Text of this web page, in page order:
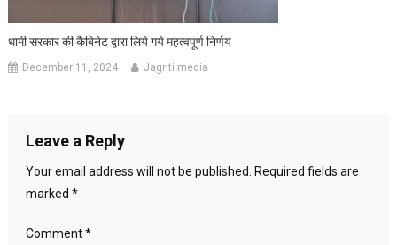
धामी सरकार की कैबिनेट द्वारा लिये गये महत्वपूर्ण निर्णय
December 11, 2024 Jagriti media
Leave a Reply
Your email address will not be published. Required fields are
marked *
Comment*